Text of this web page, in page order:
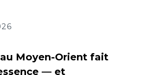
Moyen-Orient fait
— et